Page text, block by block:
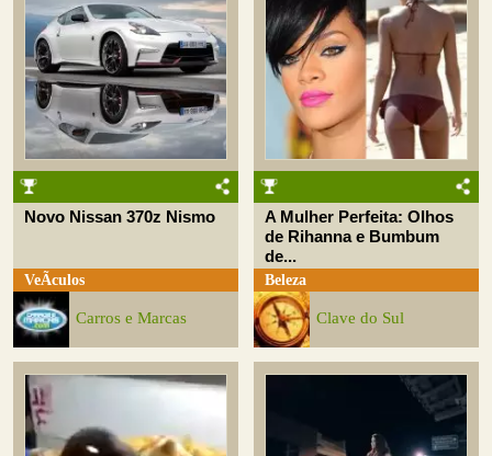
Novo Nissan 370z Nismo
VeÃ­culos
Carros e Marcas
A Mulher Perfeita: Olhos
de Rihanna e Bumbum
de...
Beleza
Clave do Sul